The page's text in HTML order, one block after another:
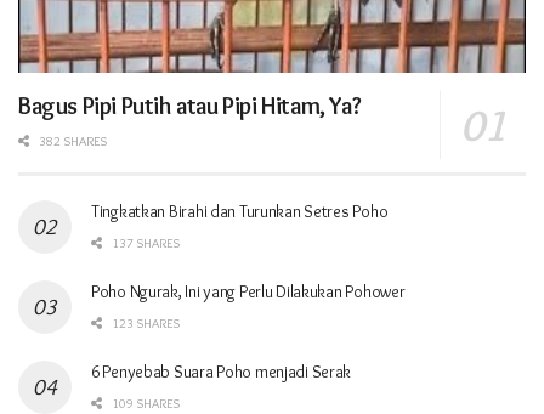
Bagus Pipi Putih atau Pipi Hitam, Ya?
382 SHARES
Tingkatkan Birahi dan Turunkan Setres Poho
137 SHARES
Poho Ngurak, Ini yang Perlu Dilakukan Pohower
123 SHARES
6 Penyebab Suara Poho menjadi Serak
109 SHARES